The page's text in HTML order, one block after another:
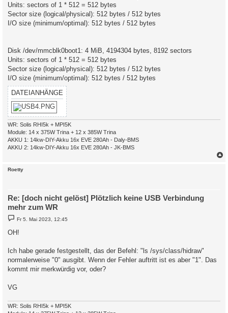
Units: sectors of 1 * 512 = 512 bytes
Sector size (logical/physical): 512 bytes / 512 bytes
I/O size (minimum/optimal): 512 bytes / 512 bytes
Disk /dev/mmcblk0boot1: 4 MiB, 4194304 bytes, 8192 sectors
Units: sectors of 1 * 512 = 512 bytes
Sector size (logical/physical): 512 bytes / 512 bytes
I/O size (minimum/optimal): 512 bytes / 512 bytes
DATEIANHÄNGE
WR: Solis RHI5k + MPI5K
Module: 14 x 375W Trina + 12 x 385W Trina
AKKU 1: 14kw-DIY-Akku 16x EVE 280Ah - Daly-BMS
AKKU 2: 14kw-DIY-Akku 16x EVE 280Ah - JK-BMS
Roetty
Re: [doch nicht gelöst] Plötzlich keine USB Verbindung
mehr zum WR
B
e
t
g
Fr 5. Mai 2023, 12:45
OH!
Ich habe gerade festgestellt, das der Befehl: "ls /sys/class/hidraw"
normalerweise "0" ausgibt. Wenn der Fehler auftritt ist es aber "1". Das
kommt mir merkwürdig vor, oder?
VG
WR: Solis RHI5k + MPI5K